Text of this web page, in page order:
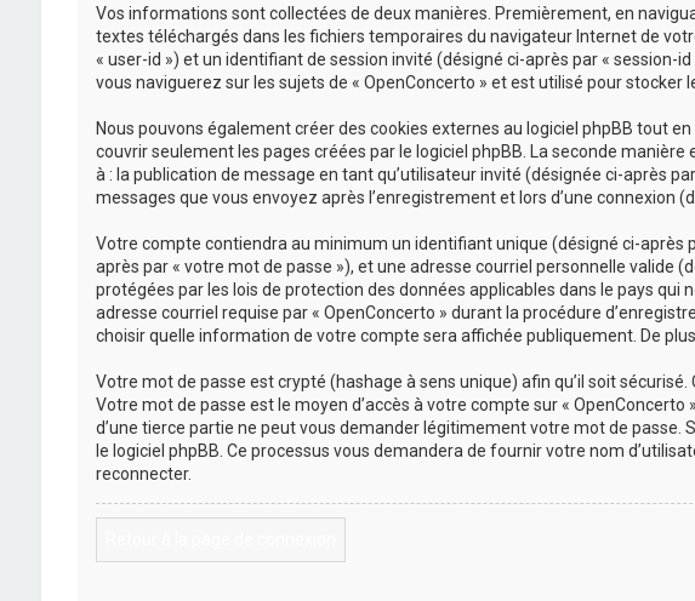
Vos informations sont collectées de deux manières. Premièrement, en
textes téléchargés dans les fichiers temporaires du navigateur Internet de
« user-id ») et un identifiant de session invité (désigné ci-après par «
vous naviguerez sur les sujets de « OpenConcerto » et est utilisé pour
Nous pouvons également créer des cookies externes au logiciel phpBB tout
couvrir seulement les pages créées par le logiciel phpBB. La seconde
à : la publication de message en tant qu’utilisateur invité (désignée ci-après
messages que vous envoyez après l’enregistrement et lors d’une connexion
Votre compte contiendra au minimum un identifiant unique (désigné ci-après
après par « votre mot de passe »), et une adresse courriel personnelle valide
protégées par les lois de protection des données applicables dans le pays
adresse courriel requise par « OpenConcerto » durant la procédure
choisir quelle information de votre compte sera affichée publiquement. De
Votre mot de passe est crypté (hashage à sens unique) afin qu’il soit
Votre mot de passe est le moyen d’accès à votre compte sur «
d’une tierce partie ne peut vous demander légitimement votre mot de passe.
le logiciel phpBB. Ce processus vous demandera de fournir votre nom
reconnecter.